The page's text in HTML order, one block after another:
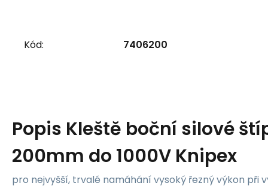
Kód: 7406200
Popis Kleště boční silové
200mm do 1000V Knipex
pro nejvyšší, trvalé namáhání vysoký řezný výkon při